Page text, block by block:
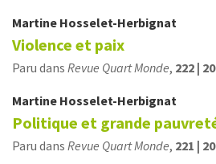
Martine Hosselet-Herbignat
Violence et paix
Paru dans Revue Quart Monde, 222 |
Martine Hosselet-Herbignat
Politique et grande
Paru dans Revue Quart Monde, 221 |